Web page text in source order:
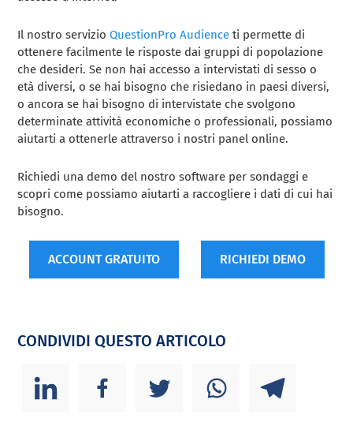
Il nostro servizioQuestionPro Audience ti permette di
ottenere facilmente le risposte dai gruppi di popolazione
che desideri. Se non hai accesso a intervistati di sesso o
età diversi, o se hai bisogno che risiedano in paesi diversi,
o ancora se hai bisogno di intervistate che svolgono
determinate attività economiche o professionali, possiamo
aiutarti a ottenerle attraverso i nostri panel online.
Richiedi una demo del nostro software per sondaggi e
scopri come possiamo aiutarti a raccogliere i dati di cui hai
bisogno.
ACCOUNT GRATUITO RICHIEDI DEMO
CONDIVIDI QUESTO ARTICOLO